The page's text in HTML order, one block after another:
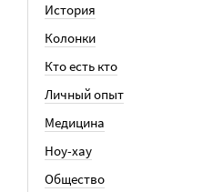
История
Колонки
Кто есть кто
Личный опыт
Медицина
Ноу-хау
Общество